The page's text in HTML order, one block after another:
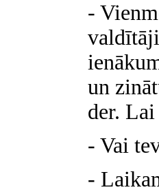
-
un
der.
- Vai
-